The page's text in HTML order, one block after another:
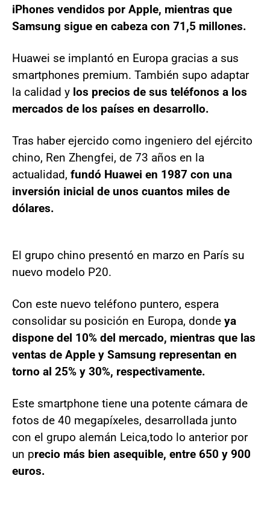
iPhones vendidos por Apple, mientras que
Samsung sigue en cabeza con 71,5 millones.
Huawei se implantó en Europa gracias a sus
smartphones premium. También supo adaptar
la calidad y los precios de sus teléfonos a los
mercados de los países en desarrollo.
Tras haber ejercido como ingeniero del ejército
chino, Ren Zhengfei, de 73 años en la
actualidad, fundó Huawei en 1987 con una
inversión inicial de unos cuantos miles de
dólares.
El grupo chino presentó en marzo en París su
nuevo modelo P20.
Con este nuevo teléfono puntero, espera
consolidar su posición en Europa, donde ya
dispone del 10% del mercado, mientras que las
ventas de Apple y Samsung representan en
torno al 25% y 30%, respectivamente.
Este smartphone tiene una potente cámara de
fotos de 40 megapíxeles, desarrollada junto
con el grupo alemán Leica,todo lo anterior por
un precio más bien asequible, entre 650 y 900
euros.